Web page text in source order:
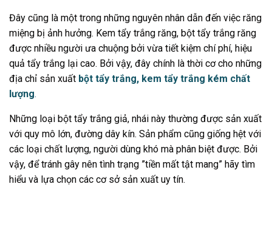
Đây cũng là một trong những nguyên nhân dẫn đến việc răng
miệng bị ảnh hưởng. Kem tẩy trắng răng, bột tẩy trắng răng
được nhiều người ưa chuộng bởi vừa tiết kiệm chí phí, hiệu
quả tẩy trắng lại cao. Bởi vậy, đây chính là thời cơ cho những
địa chỉ sản xuất bột tẩy trắng, kem tẩy trắng kém chất
lượng.
Những loại bột tẩy trắng giả, nhái này thường được sản xuất
với quy mô lớn, đường dây kín. Sản phẩm cũng giống hệt với
các loại chất lượng, người dùng khó mà phân biệt được. Bởi
vậy, để tránh gây nên tình trạng ”tiền mất tật mang” hãy tìm
hiểu và lựa chọn các cơ sở sản xuất uy tín.